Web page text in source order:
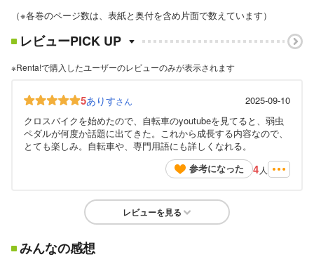
（※各巻のページ数は、表紙と奥付を含め片面で数えています）
レビューPICK UP
※Renta!で購入したユーザーのレビューのみが表示されます
5ありすさん
2025-09-10
クロスバイクを始めたので、自転車のyoutubeを見てると、弱虫
ペダルが何度か話題に出てきた。これから成長する内容なので、
とても楽しみ。自転車や、専門用語にも詳しくなれる。
参考になった
4 人
レビューを見る
みんなの感想